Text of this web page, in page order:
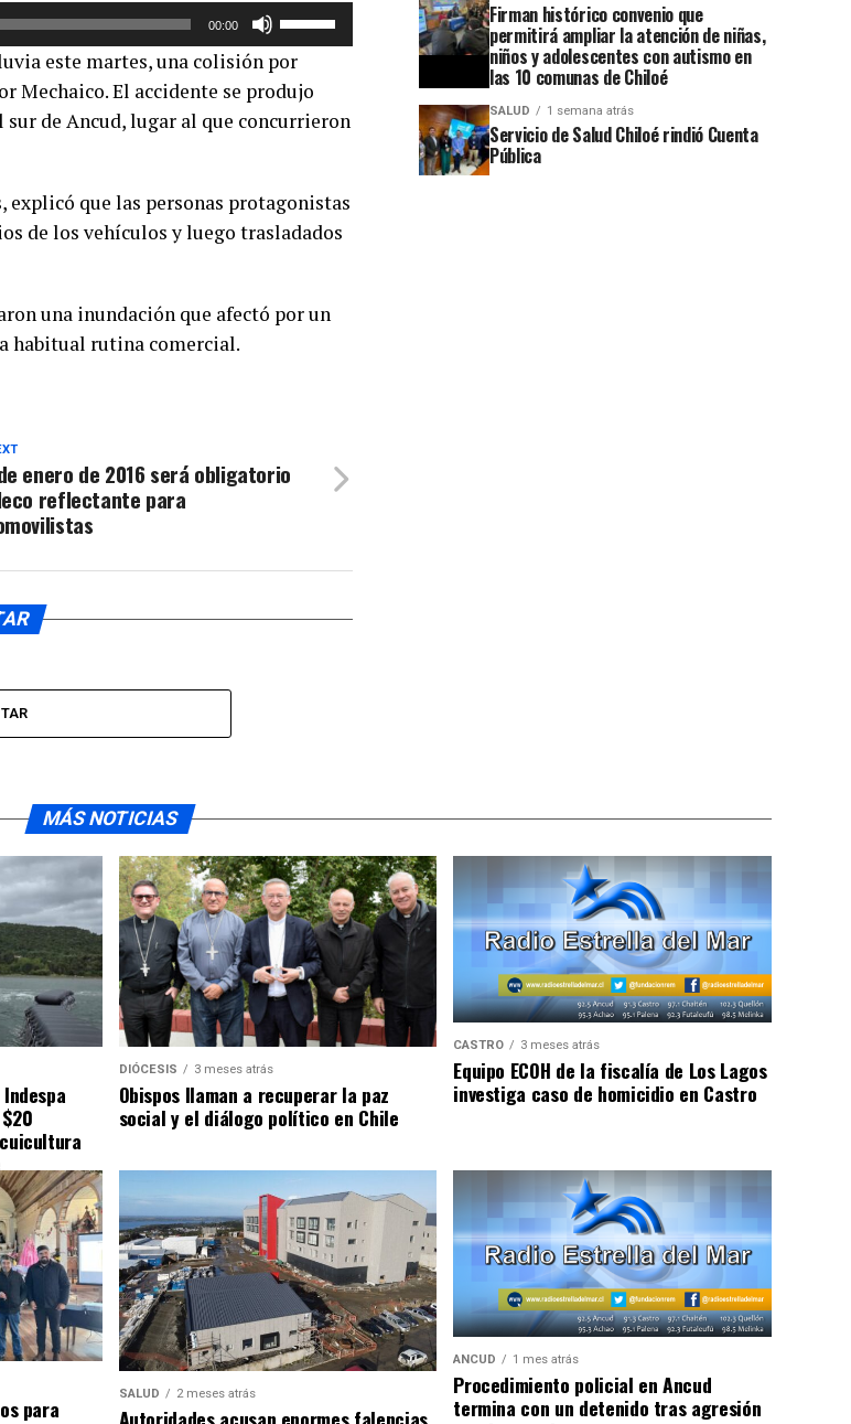
arriba/abajo
para
aumentar
o
disminuir
00:00
teclas
de
flecha
aumentar
o
este martes, una colisión por
Mechaico. El accidente se produjo
sur de Ancud, lugar al que concurrieron
explicó que las personas protagonistas
de los vehículos y luego trasladados
una inundación que afectó por un
habitual rutina comercial.
enero de 2016 será obligatorio
reflectante para
Firman histórico convenio que
permitirá ampliar la atención de niñas,
niños y adolescentes con autismo en
las 10 comunas de Chiloé
SALUD 1 semana atrás
Servicio de Salud Chiloé rindió Cuenta
Pública
MÁS NOTICIAS
DIÓCESIS 3 meses atrás
Obispos llaman a recuperar la paz
social y el diálogo político en Chile
CASTRO 3 meses atrás
Equipo ECOH de la fiscalía de Los Lagos
investiga caso de homicidio en Castro
para
SALUD 2 meses atrás
ANCUD 1 mes atrás
Procedimiento policial en Ancud
termina con un detenido tras agresión